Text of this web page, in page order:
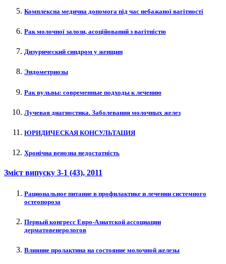
Комплексна медична допомога під час небажаної вагітності
Рак молочної залози, асоційований з вагітністю
Дизурический синдром у женщин
Эндометриозы
Рак вульвы: современные подходы к лечению
Лучевая диагностика. Заболевания молочных желез
ЮРИДИЧЕСКАЯ КОНСУЛЬТАЦИЯ
Хронічна венозна недостатність
Зміст випуску 3-1 (43), 2011
Рациональное питание в профилактике и лечении системного
остеопороза
Первый конгресс Евро-Азиатской ассоциации
дерматовенерологов
Влияние пролактина на состояние молочной железы